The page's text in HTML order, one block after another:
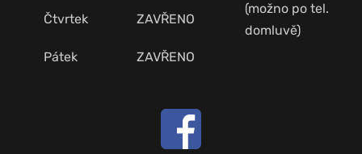
Čtvrtek ZAVŘENO
(možno po tel.
domluvě)
Pátek
ZAVŘENO